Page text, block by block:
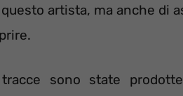
artista, ma anche di
sono state